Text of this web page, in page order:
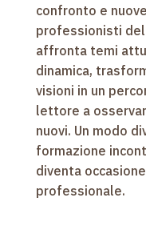
confronto e
professionisti
affronta temi
dinamica,
visioni in un
lettore a
nuovi. Un modo
formazione
diventa
professionale.